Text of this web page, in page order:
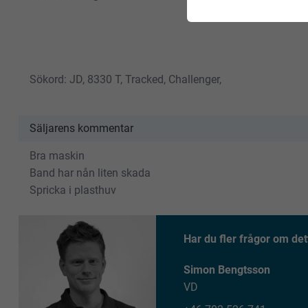
Sökord: JD, 8330 T, Tracked, Challenger,
Säljarens kommentar
Bra maskin
Band har nån liten skada
Spricka i plasthuv
Har du fler frågor om
Simon Bengtsson
VD